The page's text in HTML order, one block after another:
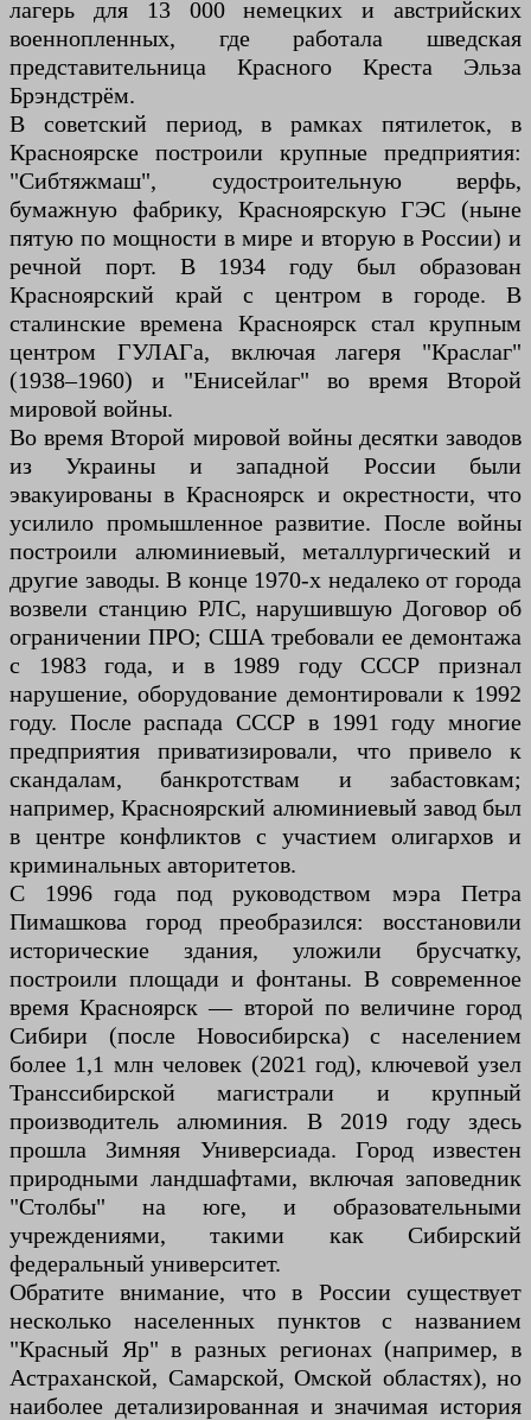
лагерь для 13 000 немецких и австрийских
военнопленных, где работала шведская
представительница Красного Креста Эльза
Брэндстрём.
В советский период, в рамках пятилеток, в
Красноярске построили крупные предприятия:
"Сибтяжмаш", судостроительную верфь,
бумажную фабрику, Красноярскую ГЭС (ныне
пятую по мощности в мире и вторую в России) и
речной порт. В 1934 году был образован
Красноярский край с центром в городе. В
сталинские времена Красноярск стал крупным
центром ГУЛАГа, включая лагеря "Краслаг"
(1938–1960) и "Енисейлаг" во время Второй
мировой войны.
Во время Второй мировой войны десятки заводов
из Украины и западной России были
эвакуированы в Красноярск и окрестности, что
усилило промышленное развитие. После войны
построили алюминиевый, металлургический и
другие заводы. В конце 1970-х недалеко от города
возвели станцию РЛС, нарушившую Договор об
ограничении ПРО; США требовали ее демонтажа
с 1983 года, и в 1989 году СССР признал
нарушение, оборудование демонтировали к 1992
году. После распада СССР в 1991 году многие
предприятия приватизировали, что привело к
скандалам, банкротствам и забастовкам;
например, Красноярский алюминиевый завод был
в центре конфликтов с участием олигархов и
криминальных авторитетов.
С 1996 года под руководством мэра Петра
Пимашкова город преобразился: восстановили
исторические здания, уложили брусчатку,
построили площади и фонтаны. В современное
время Красноярск — второй по величине город
Сибири (после Новосибирска) с населением
более 1,1 млн человек (2021 год), ключевой узел
Транссибирской магистрали и крупный
производитель алюминия. В 2019 году здесь
прошла Зимняя Универсиада. Город известен
природными ландшафтами, включая заповедник
"Столбы" на юге, и образовательными
учреждениями, такими как Сибирский
федеральный университет.
Обратите внимание, что в России существует
несколько населенных пунктов с названием
"Красный Яр" в разных регионах (например, в
Астраханской, Самарской, Омской областях), но
наиболее детализированная и значимая история